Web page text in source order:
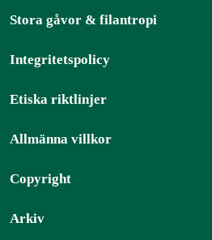
Stora gåvor & filantropi
Integritetspolicy
Etiska riktlinjer
Allmänna villkor
Copyright
Arkiv